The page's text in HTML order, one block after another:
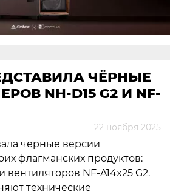
ЧЁРНЫЕ
NH-D15 G2 И NF-
22 ноября 2025
черные версии
флагманских продуктов:
вентиляторов NF-A14x25 G2.
технические